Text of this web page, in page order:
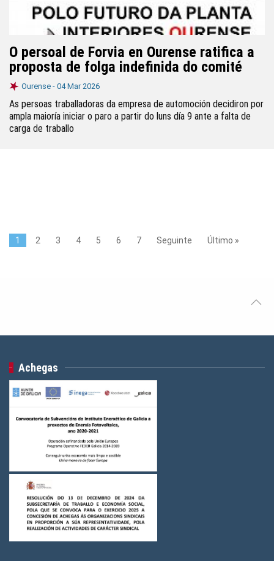
O persoal de Forvia en Ourense ratifica a
proposta de folga indefinida do comité
Ourense - 04 Mar 2026
As persoas traballadoras da empresa de automoción decidiron por
ampla maioría iniciar o paro a partir do luns día 9 ante a falta de
carga de traballo
1 2 3 4 5 6 7 Seguinte Último »
Achegas